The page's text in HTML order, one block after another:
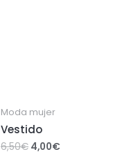
Moda mujer
Vestido
6,50€ 4,00€